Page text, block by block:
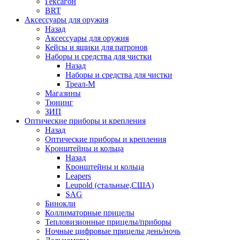
BRT
Аксессуары для оружия
Назад
Аксессуары для оружия
Кейсы и ящики для патронов
Наборы и средства для чистки
Назад
Наборы и средства для чистки
Треал-М
Магазины
Тюнинг
ЗИП
Оптические приборы и крепления
Назад
Оптические приборы и крепления
Кронштейны и кольца
Назад
Кронштейны и кольца
Leapers
Leupold (стальные,США)
SAG
Бинокли
Коллиматорные прицелы
Тепловизионные прицелы/приборы
Ночные цифровые прицелы день/ночь